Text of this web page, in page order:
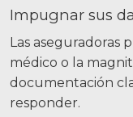
Impugnar sus
Las
médico o la
documentación
responder.